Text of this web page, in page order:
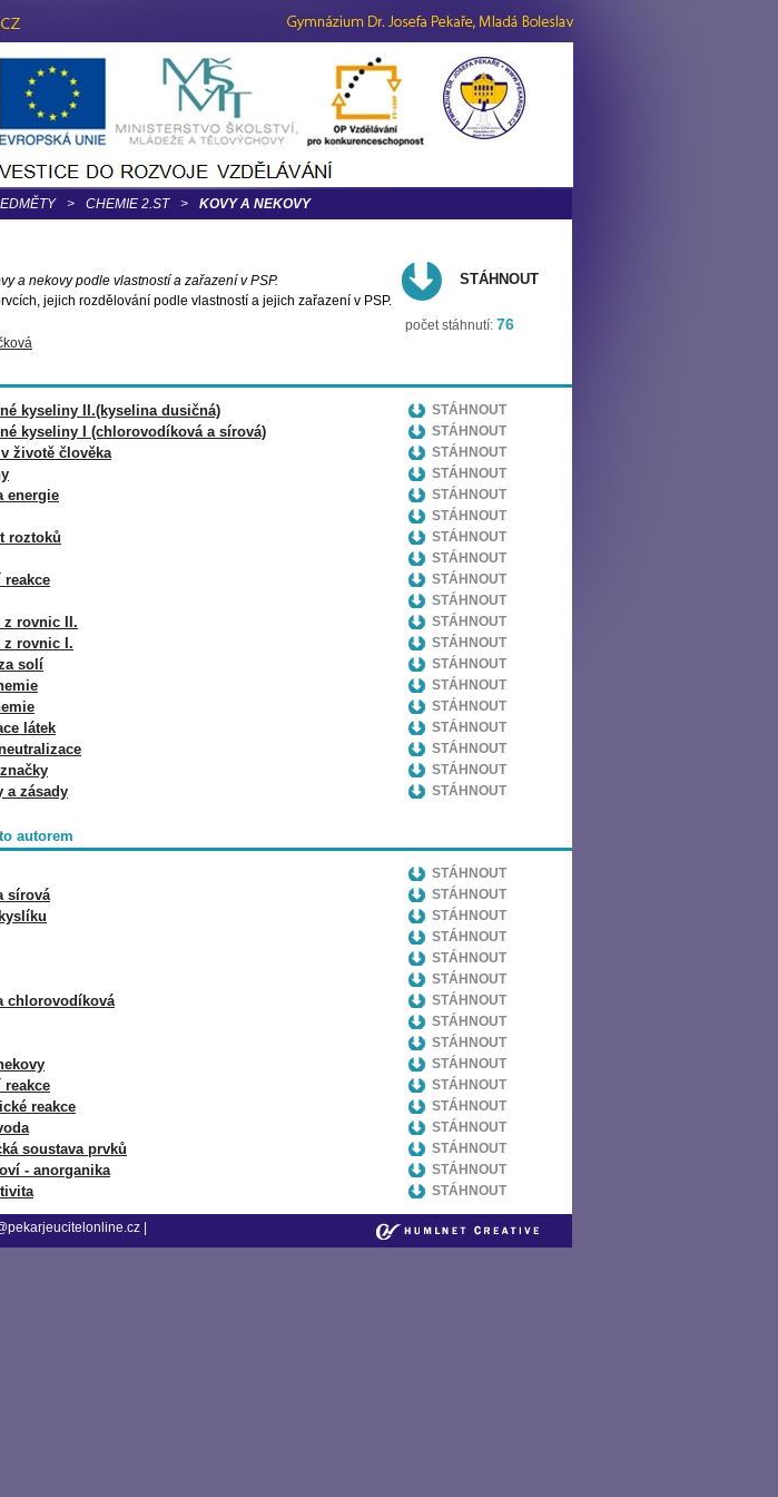
> CHEMIE 2.ST > KOVY A NEKOVY
a nekovy podle vlastností a zařazení v PSP.
jejich rozdělování podle vlastností a jejich zařazení v PSP.
STÁHNOUT
počet stáhnutí: 76
kyseliny II.(kyselina dusičná)
STÁHNOUT
kyseliny I (chlorovodíková a sírová)
STÁHNOUT
životě člověka
STÁHNOUT
STÁHNOUT
energie
STÁHNOUT
STÁHNOUT
roztoků
STÁHNOUT
STÁHNOUT
reakce
STÁHNOUT
STÁHNOUT
z rovnic II.
STÁHNOUT
z rovnic I.
STÁHNOUT
solí
STÁHNOUT
STÁHNOUT
STÁHNOUT
látek
STÁHNOUT
STÁHNOUT
STÁHNOUT
a zásady STÁHNOUT
autorem
STÁHNOUT
sírová
STÁHNOUT
STÁHNOUT
STÁHNOUT
STÁHNOUT
STÁHNOUT
chlorovodíková
STÁHNOUT
STÁHNOUT
STÁHNOUT
STÁHNOUT
reakce
STÁHNOUT
reakce
STÁHNOUT
STÁHNOUT
soustava prvků
STÁHNOUT
- anorganika
STÁHNOUT
STÁHNOUT